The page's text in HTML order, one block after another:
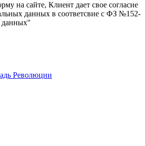
на сайте, Клиент дает свое согласие
данных в соответсвие с ФЗ №152-
Революции